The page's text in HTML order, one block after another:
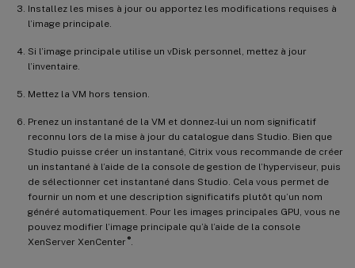
Installez les mises à jour ou apportez les modifications requises à
l’image principale.
Si l’image principale utilise un vDisk personnel, mettez à jour
l’inventaire.
Mettez la VM hors tension.
Prenez un instantané de la VM et donnez-lui un nom significatif
reconnu lors de la mise à jour du catalogue dans Studio. Bien que
Studio puisse créer un instantané, Citrix vous recommande de créer
un instantané à l’aide de la console de gestion de l’hyperviseur, puis
de sélectionner cet instantané dans Studio. Cela vous permet de
fournir un nom et une description significatifs plutôt qu’un nom
généré automatiquement. Pour les images principales GPU, vous ne
pouvez modifier l’image principale qu’à l’aide de la console
XenServer XenCenter ®.